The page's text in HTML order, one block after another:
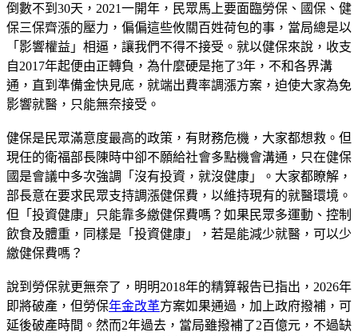
倒數不到30天，2021一開年，民眾馬上要面臨勞保、國保、健
保三保齊漲的壓力，偏偏這些攸關百姓荷包的事，當局總是以
「影響權益」相逼，讓我們不得不接受。就以健保來說，收支
自2017年起便由正轉負，為什麼硬是拖了3年，不和各界溝
通，直到準備金快見底，就端出費率調漲方案，迫使大家為免
影響就醫，只能無奈接受。
健保是民眾滿意度最高的政策，有財務危機，大家都想救。但
現任的衛福部長陳時中卻不願給社會多點機會溝通，只在健保
國是會議中多次強調「沒有投資，就沒健康」。大家都瞭解，
部長意在要求民眾支持調漲健保費，以維持現有的就醫環境。
但「投資健康」只能靠多繳健保費嗎？如果民眾多運動、控制
飲食及體重，同樣是「投資健康」，若是能減少就醫，可以少
繳健保費嗎？
說到勞保就更無奈了，明明2018年的精算報告已指出，2026年
即將破產，但勞保年金改革方案如果通過，加上政府撥補，可
延後破產時間。然而2年過去，當局雖撥補了2百億元，不過缺